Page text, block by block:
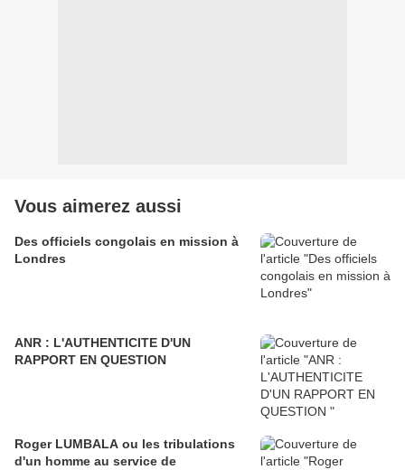
Vous aimerez aussi
Des officiels congolais en mission à
Londres
ANR : L'AUTHENTICITE D'UN
RAPPORT EN QUESTION
Roger LUMBALA ou les tribulations
d'un homme au service de